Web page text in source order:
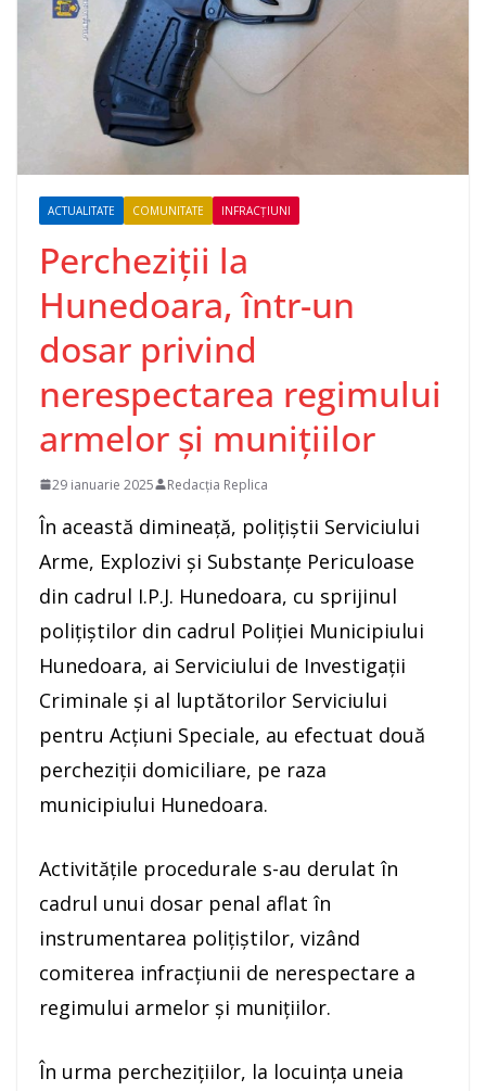
ACTUALITATE COMUNITATE INFRACȚIUNI
Percheziții la
Hunedoara, într-un
dosar privind
nerespectarea regimului
armelor și munițiilor
29 ianuarie 2025 Redacția Replica
În această dimineață, polițiștii Serviciului
Arme, Explozivi și Substanțe Periculoase
din cadrul I.P.J. Hunedoara, cu sprijinul
polițiștilor din cadrul Poliției Municipiului
Hunedoara, ai Serviciului de Investigații
Criminale și al luptătorilor Serviciului
pentru Acțiuni Speciale, au efectuat două
percheziții domiciliare, pe raza
municipiului Hunedoara.
Activitățile procedurale s-au derulat în
cadrul unui dosar penal aflat în
instrumentarea polițiștilor, vizând
comiterea infracțiunii de nerespectare a
regimului armelor și munițiilor.
În urma perchezițiilor, la locuința uneia